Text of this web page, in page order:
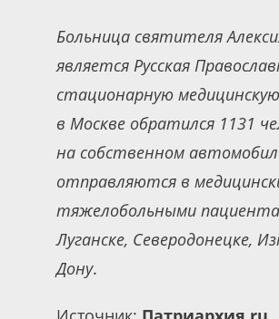
Больница святителя
является Русская
стационарную
в Москве обратился 1131
на собственном
отправляются в
тяжелобольными
Луганске, Северодонецке,
Дону.